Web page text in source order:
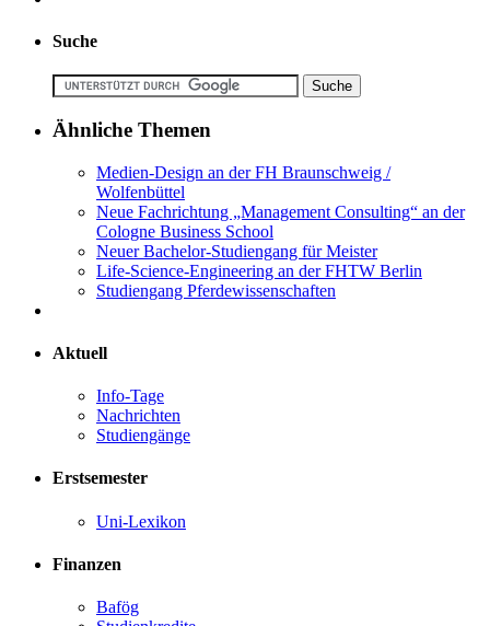
Suche
Ähnliche Themen
Medien-Design an der FH Braunschweig /
Wolfenbüttel
Neue Fachrichtung „Management Consulting“ an der
Cologne Business School
Neuer Bachelor-Studiengang für Meister
Life-Science-Engineering an der FHTW Berlin
Studiengang Pferdewissenschaften
Aktuell
Info-Tage
Nachrichten
Studiengänge
Erstsemester
Uni-Lexikon
Finanzen
Bafög